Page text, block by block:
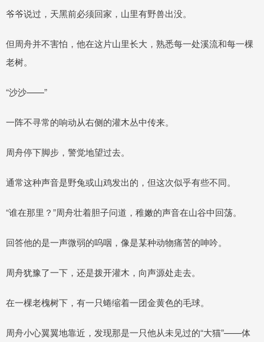
爷爷说过，天黑前必须回家，山里有野兽出没。
但周舟并不害怕，他在这片山里长大，熟悉每一处溪流和每一棵
老树。
“沙沙——”
一阵不寻常的响动从右侧的灌木丛中传来。
周舟停下脚步，警觉地望过去。
通常这种声音是野兔或山鸡发出的，但这次似乎有些不同。
“谁在那里？”周舟壮着胆子问道，稚嫩的声音在山谷中回荡。
回答他的是一声微弱的呜咽，像是某种动物痛苦的呻吟。
周舟犹豫了一下，还是拨开灌木，向声源处走去。
在一棵老槐树下，有一只蜷缩着一团金黄色的毛球。
周舟小心翼翼地靠近，发现那是一只他从未见过的“大猫”——体